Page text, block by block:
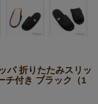
パ 折りたたみスリッ
チ付き ブラック（1